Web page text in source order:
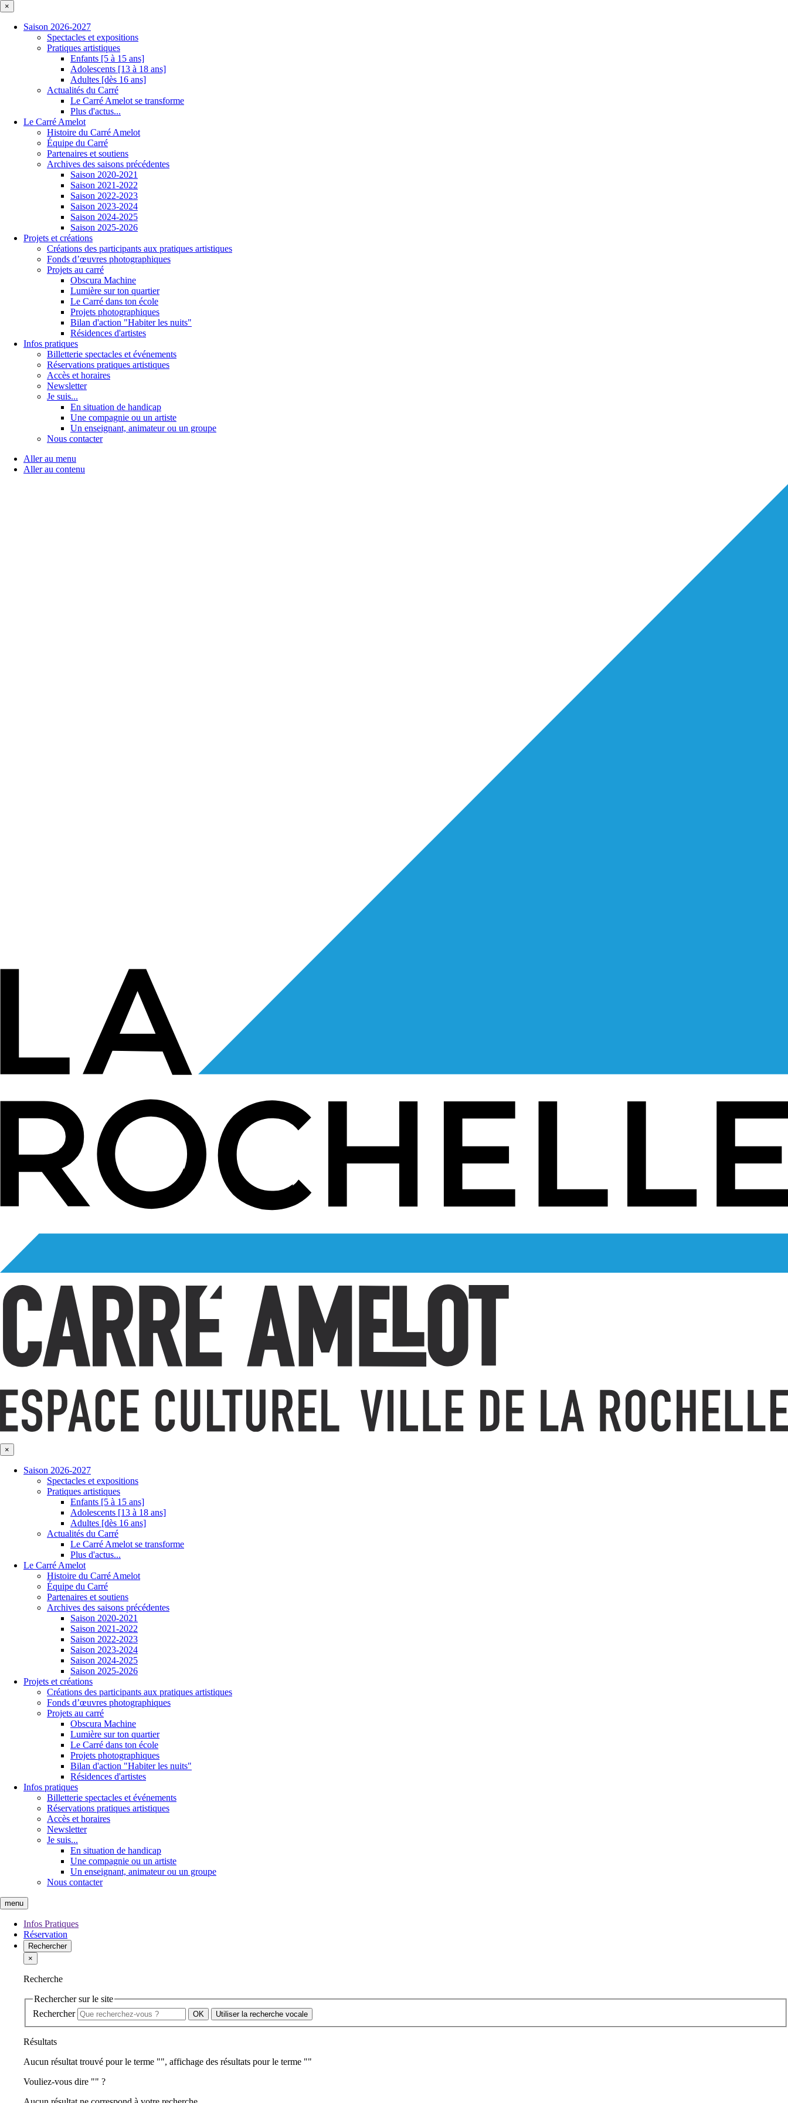
×
Saison 2026-2027
Spectacles et expositions
Pratiques artistiques
Enfants [5 à 15 ans]
Adolescents [13 à 18 ans]
Adultes [dès 16 ans]
Actualités du Carré
Le Carré Amelot se transforme
Plus d'actus...
Le Carré Amelot
Histoire du Carré Amelot
Équipe du Carré
Partenaires et soutiens
Archives des saisons précédentes
Saison 2020-2021
Saison 2021-2022
Saison 2022-2023
Saison 2023-2024
Saison 2024-2025
Saison 2025-2026
Projets et créations
Créations des participants aux pratiques artistiques
Fonds d’œuvres photographiques
Projets au carré
Obscura Machine
Lumière sur ton quartier
Le Carré dans ton école
Projets photographiques
Bilan d'action "Habiter les nuits"
Résidences d'artistes
Infos pratiques
Billetterie spectacles et événements
Réservations pratiques artistiques
Accès et horaires
Newsletter
Je suis...
En situation de handicap
Une compagnie ou un artiste
Un enseignant, animateur ou un groupe
Nous contacter
Aller au menu
Aller au contenu
×
Saison 2026-2027
Spectacles et expositions
Pratiques artistiques
Enfants [5 à 15 ans]
Adolescents [13 à 18 ans]
Adultes [dès 16 ans]
Actualités du Carré
Le Carré Amelot se transforme
Plus d'actus...
Le Carré Amelot
Histoire du Carré Amelot
Équipe du Carré
Partenaires et soutiens
Archives des saisons précédentes
Saison 2020-2021
Saison 2021-2022
Saison 2022-2023
Saison 2023-2024
Saison 2024-2025
Saison 2025-2026
Projets et créations
Créations des participants aux pratiques artistiques
Fonds d’œuvres photographiques
Projets au carré
Obscura Machine
Lumière sur ton quartier
Le Carré dans ton école
Projets photographiques
Bilan d'action "Habiter les nuits"
Résidences d'artistes
Infos pratiques
Billetterie spectacles et événements
Réservations pratiques artistiques
Accès et horaires
Newsletter
Je suis...
En situation de handicap
Une compagnie ou un artiste
Un enseignant, animateur ou un groupe
Nous contacter
menu
Infos Pratiques
Réservation
Rechercher
×
Recherche
Rechercher sur le site
Rechercher
Utiliser la recherche vocale
Résultats
Aucun résultat trouvé pour le terme "", affichage des résultats pour le terme ""
Vouliez-vous dire "" ?